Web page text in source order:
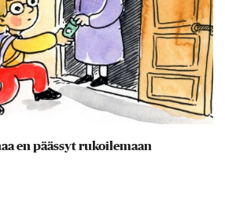
en päässyt rukoilemaan